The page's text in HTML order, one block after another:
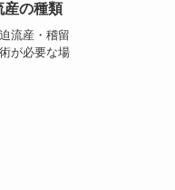
産の種類
流産・稽留
が必要な場